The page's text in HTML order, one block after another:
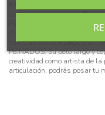
con nuestras muñecas
PERSONALIDAD: Amaya
con su personalidad MÁS
outfit, un bolso a juego y un
PEINADOS: Su pelo largo y
creatividad como artista de la
articulación, podrás posar tu